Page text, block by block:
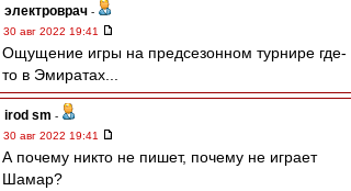
электроврач -
30 авг 2022 19:41
Ощущение игры на предсезонном турнире где-
то в Эмиратах...
irod sm -
30 авг 2022 19:41
А почему никто не пишет, почему не играет
Шамар?